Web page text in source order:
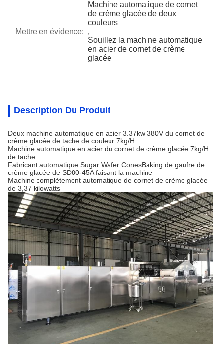
Mettre en évidence:
Machine automatique de cornet
de crème glacée de deux
couleurs
,
Souillez la machine automatique
en acier de cornet de crème
glacée
Description Du Produit
Deux machine automatique en acier 3.37kw 380V du cornet de
crème glacée de tache de couleur 7kg/H
Machine automatique en acier du cornet de crème glacée 7kg/H
de tache
Fabricant automatique Sugar Wafer ConesBaking de gaufre de
crème glacée de SD80-45A faisant la machine
Machine complètement automatique de cornet de crème glacée
de 3,37 kilowatts